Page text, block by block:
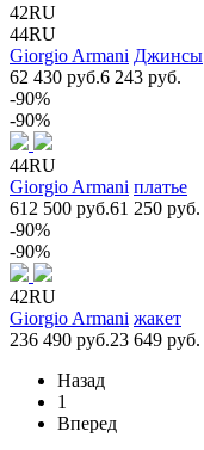
42RU
44RU
Giorgio Armani Джинсы
62 430 руб.6 243 руб.
-90%
-90%
44RU
Giorgio Armani платье
612 500 руб.61 250 руб.
-90%
-90%
42RU
Giorgio Armani жакет
236 490 руб.23 649 руб.
Назад
1
Вперед